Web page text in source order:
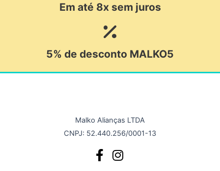
Em até 8x sem juros
5% de desconto MALKO5
Malko Alianças LTDA
CNPJ: 52.440.256/0001-13